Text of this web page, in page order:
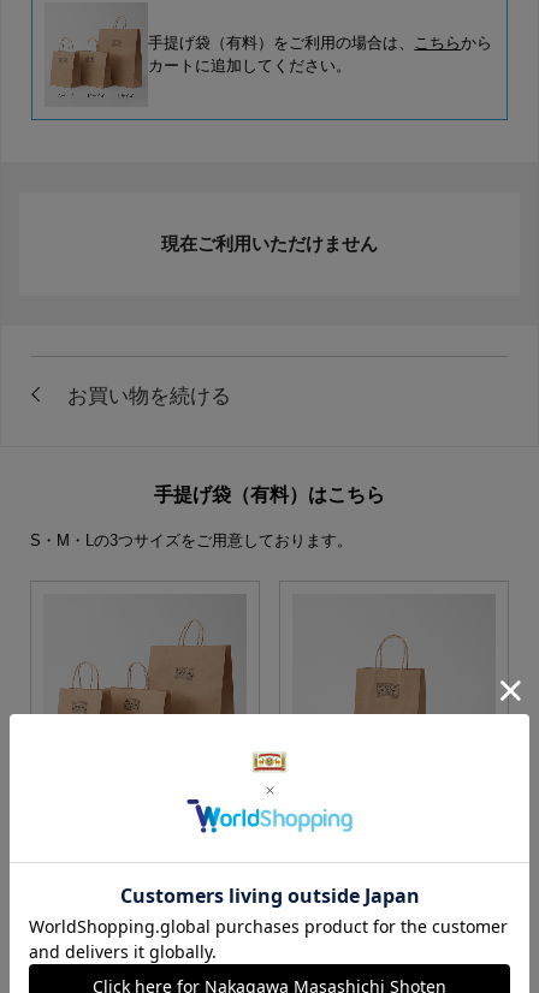
手提げ袋（有料）をご利用の場合は、 こちらから
カートに追加してください。
現在ご利用いただけません
手提げ袋（有料）はこちら
S・M・Lの3つサイズをご用意しております。
S・M・Lサイズより当店に
カートに入れる
Sサイズ
カートに入れる